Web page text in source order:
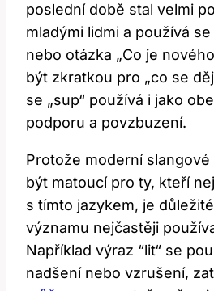
poslední⁢ době⁢ stal velmi
mladými ‍lidmi a používá
⁣nebo otázka „Co je
být zkratkou pro „co se
se⁢ „sup“ používá ⁤i jako
podporu a ‌povzbuzení.
Protože moderní
být matoucí pro ty, kteří
s tímto jazykem, ⁢je
významu nejčastěji
Například výraz ⁤“lit“ se
nadšení nebo ⁣vzrušení,